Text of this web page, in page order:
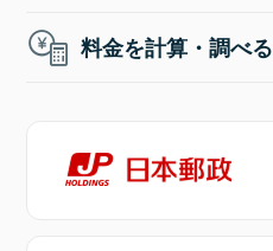
料金を計算・調べる